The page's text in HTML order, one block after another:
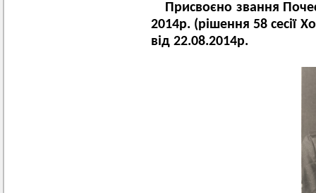
Присвоєно звання
2014р. (рішення 58 сесії
від 22.08.2014р.